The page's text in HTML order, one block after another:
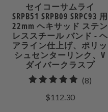
セイコーサムライ
SRPB51 SRPB09 SRPC93 用
22mm ヘキサッド ステン
レススチール バンド - ヘ
アライン仕上げ、ポリッ
シュセンターリンク、V
ダイバークラスプ
(8)8
$112.30